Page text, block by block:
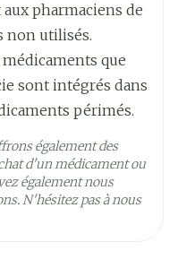
pharmaciens de
non utilisés.
que
sont intégrés dans
périmés.
également des
d'un médicament ou
également nous
N'hésitez pas à nous